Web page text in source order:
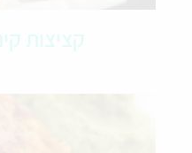
קציצות